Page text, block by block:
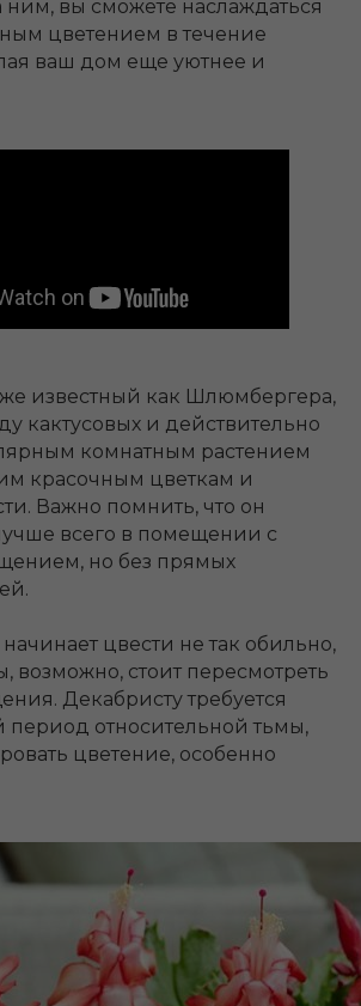
вы сможете наслаждаться
цветением в течение
ваш дом еще уютнее и
известный как Шлюмбергера,
кактусовых и действительно
комнатным растением
красочным цветкам и
Важно помнить, что он
всего в помещении с
но без прямых
цвести не так обильно,
возможно, стоит пересмотреть
Декабристу требуется
относительной тьмы,
цветение, особенно